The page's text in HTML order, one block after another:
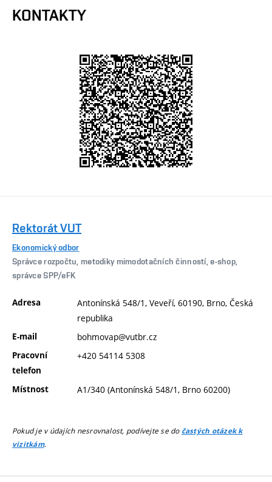
KONTAKTY
Rektorát VUT
Ekonomický odbor
Správce rozpočtu, metodiky mimodotačních činností, e-shop,
správce SPP/eFK
Adresa
Antonínská 548/1, Veveří, 60190, Brno, Česká
republika
E-mail bohmovap@vutbr.cz
Pracovní
telefon
+420 54114 5308
Místnost A1/340 (Antonínská 548/1, Brno 60200)
Pokud je v údajích nesrovnalost, podívejte se do častých otázek k
vizitkám.